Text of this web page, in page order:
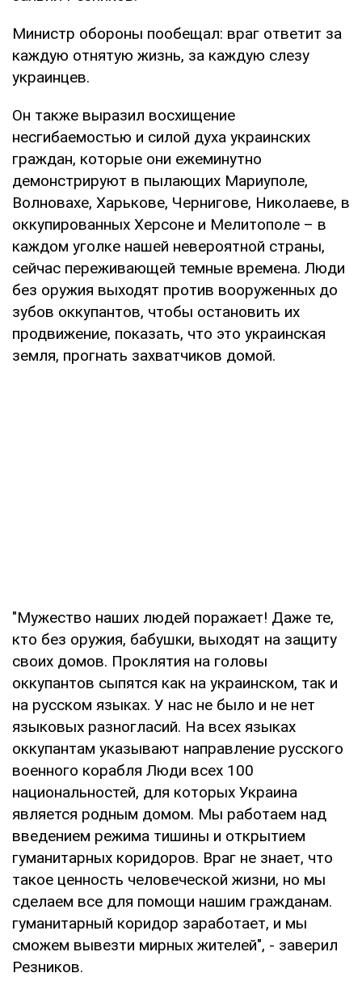
Министр обороны пообещал: враг ответит за
каждую отнятую жизнь, за каждую слезу
украинцев.
Он также выразил восхищение
несгибаемостью и силой духа украинских
граждан, которые они ежеминутно
демонстрируют в пылающих Мариуполе,
Волновахе, Харькове, Чернигове, Николаеве, в
оккупированных Херсоне и Мелитополе – в
каждом уголке нашей невероятной страны,
сейчас переживающей темные времена. Люди
без оружия выходят против вооруженных до
зубов оккупантов, чтобы остановить их
продвижение, показать, что это украинская
земля, прогнать захватчиков домой.
"Мужество наших людей поражает! Даже те,
кто без оружия, бабушки, выходят на защиту
своих домов. Проклятия на головы
оккупантов сыпятся как на украинском, так и
на русском языках. У нас не было и не нет
языковых разногласий. На всех языках
оккупантам указывают направление русского
военного корабля Люди всех 100
национальностей, для которых Украина
является родным домом. Мы работаем над
введением режима тишины и открытием
гуманитарных коридоров. Враг не знает, что
такое ценность человеческой жизни, но мы
сделаем все для помощи нашим гражданам.
гуманитарный коридор заработает, и мы
сможем вывезти мирных жителей", - заверил
Резников.